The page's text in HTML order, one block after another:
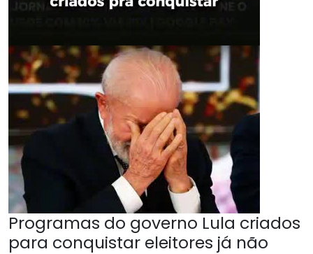
Programas do governo Lula criados
para conquistar eleitores já não